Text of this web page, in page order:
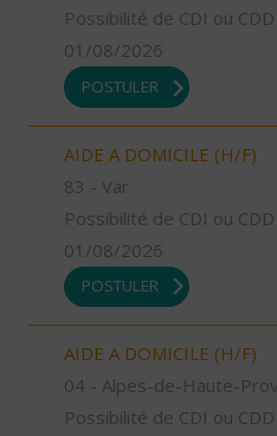
Possibilité de CDI ou CDD
01/08/2026
POSTULER
AIDE A DOMICILE (H/F)
83 - Var
Possibilité de CDI ou CDD
01/08/2026
POSTULER
AIDE A DOMICILE (H/F)
04 - Alpes-de-Haute-
Possibilité de CDI ou CDD